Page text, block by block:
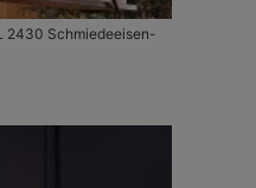
ein oder
2430 Schmiedeeisen-